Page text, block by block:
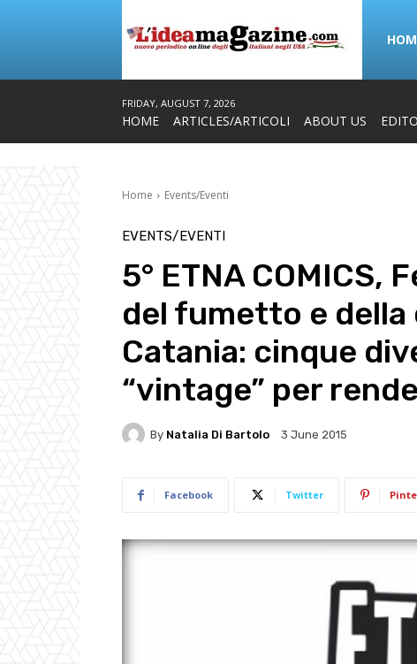
FRIDAY, AUGUST 7, 2026
HOME ARTICLES/ARTICOLI ABOUT US
Home Events/Eventi
EVENTS/EVENTI
5° ETNA COMICS,
del fumetto e della
Catania: cinque
“vintage” per
By Natalia Di Bartolo 3 June 2015
Facebook Twitter